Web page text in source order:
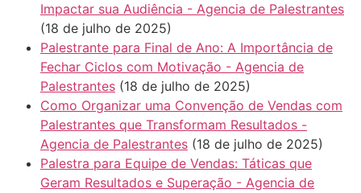
Impactar sua Audiência - Agencia de Palestrantes
(18 de julho de 2025)
Palestrante para Final de Ano: A Importância de
Fechar Ciclos com Motivação - Agencia de
Palestrantes (18 de julho de 2025)
Como Organizar uma Convenção de Vendas com
Palestrantes que Transformam Resultados -
Agencia de Palestrantes (18 de julho de 2025)
Palestra para Equipe de Vendas: Táticas que
Geram Resultados e Superação - Agencia de